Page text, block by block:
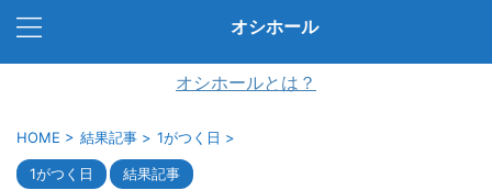
オシホール
オシホールとは？
HOME > 結果記事 > 1がつく日 >
1がつく日 結果記事